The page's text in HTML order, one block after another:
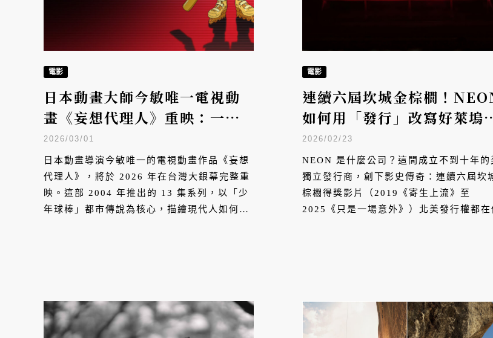
電影
日本動畫大師今敏唯一電視動
畫《妄想代理人》重映：一場
關於逃避與集體妄想的解剖
2026/03/01
日本動畫導演今敏唯一的電視動畫作品《妄想
代理人》，將於 2026 年在台灣大銀幕完整重
映。這部 2004 年推出的 13 集系列，以「少
年球棒」都市傳說為核心，描繪現代人如何在
的洞察，顯得格外前瞻。
電影
連續六屆坎城金棕櫚！
如何用「發行」改寫好萊塢
權力遊戲？
2026/02/23
NEON 是什麼公司？這間成立不到十年的
獨立發行商，創下影史傳奇：連續六屆坎
棕櫚得獎影片（2019《寄生上流》至
2025《只是一場意外》）北美發行權都在